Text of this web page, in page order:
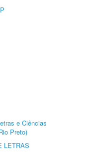
e Ciências
Preto)
LETRAS